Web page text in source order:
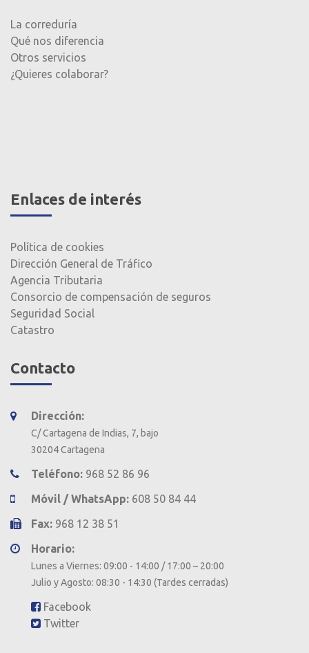
La correduría
Qué nos diferencia
Otros servicios
¿Quieres colaborar?
Enlaces de interés
Política de cookies
Dirección General de Tráfico
Agencia Tributaria
Consorcio de compensación de seguros
Seguridad Social
Catastro
Contacto
Dirección:
C/ Cartagena de Indias, 7, bajo
30204 Cartagena
Teléfono: 968 52 86 96
Móvil / WhatsApp: 608 50 84 44
Fax: 968 12 38 51
Horario:
Lunes a Viernes: 09:00 - 14:00 / 17:00 – 20:00
Julio y Agosto: 08:30 - 14:30 (Tardes cerradas)
Facebook
Twitter